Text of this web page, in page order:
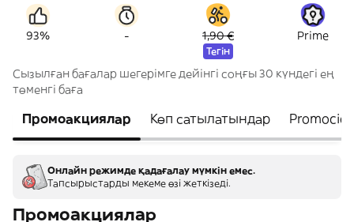
93% - 1,90 €
Тегін
Prime
Сызылған бағалар шегерімге дейінгі соңғы 30 күндегі ең
төменгі баға
Промоакциялар Көп сатылатындар
Онлайн режимде қадағалау мүмкін емес.
Тапсырыстарды мекеме өзі жеткізеді.
Промоакциялар